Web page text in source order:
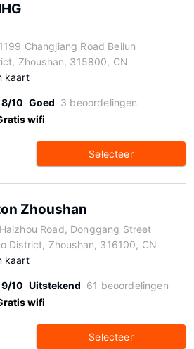
Changjiang Road Beilun
Zhoushan, 315800, CN
kaart
8/10 Goed 3 beoordelingen
wifi
Selecteer
Zhoushan
Road, Donggang Street
District, Zhoushan, 316100, CN
kaart
9/10 Uitstekend 61 beoordelingen
wifi
Selecteer